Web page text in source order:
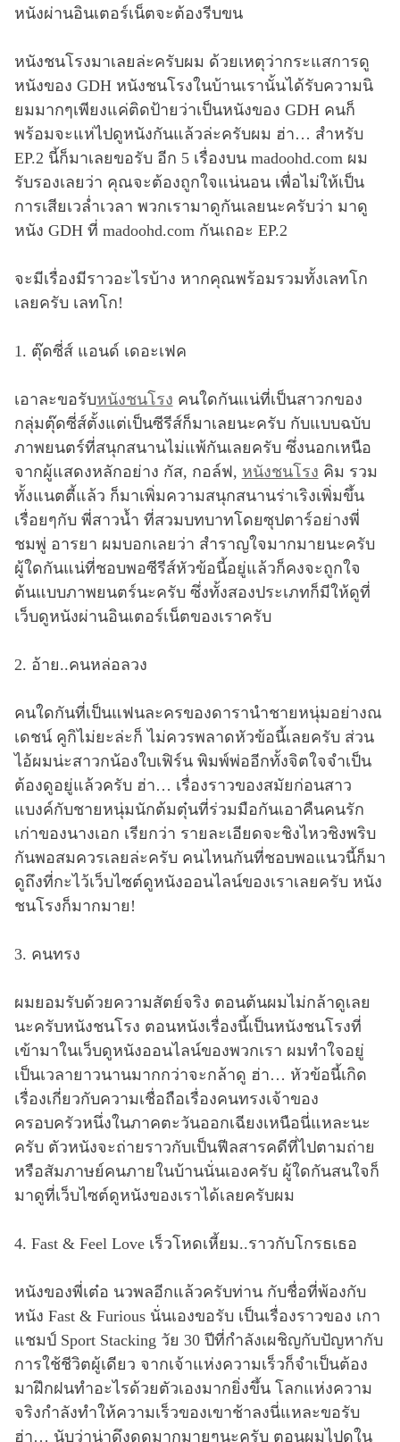
หนังผ่านอินเตอร์เน็ตจะต้องรีบขน
หนังชนโรงมาเลยล่ะครับผม ด้วยเหตุว่ากระแสการดู
หนังของ GDH หนังชนโรงในบ้านเรานั้นได้รับความนิ
ยมมากๆเพียงแค่ติดป้ายว่าเป็นหนังของ GDH คนก็
พร้อมจะแห่ไปดูหนังกันแล้วล่ะครับผม ฮ่า… สำหรับ
EP.2 นี้ก็มาเลยขอรับ อีก 5 เรื่องบน madoohd.com ผม
รับรองเลยว่า คุณจะต้องถูกใจแน่นอน เพื่อไม่ให้เป็น
การเสียเวล่ำเวลา พวกเรามาดูกันเลยนะครับว่า มาดู
หนัง GDH ที่ madoohd.com กันเถอะ EP.2
จะมีเรื่องมีราวอะไรบ้าง หากคุณพร้อมรวมทั้งเลทโก
เลยครับ เลทโก!
1. ตุ๊ดซี่ส์ แอนด์ เดอะเฟค
เอาละขอรับหนังชนโรง คนใดกันแน่ที่เป็นสาวกของ
กลุ่มตุ๊ดซี่ส์ตั้งแต่เป็นซีรีส์ก็มาเลยนะครับ กับแบบฉบับ
ภาพยนตร์ที่สนุกสนานไม่แพ้กันเลยครับ ซึ่งนอกเหนือ
จากผู้แสดงหลักอย่าง กัส, กอล์ฟ, หนังชนโรง คิม รวม
ทั้งแนตตี้แล้ว ก็มาเพิ่มความสนุกสนานร่าเริงเพิ่มขึ้น
เรื่อยๆกับ พี่สาวน้ำ ที่สวมบทบาทโดยซุปตาร์อย่างพี่
ชมพู่ อารยา ผมบอกเลยว่า สำราญใจมากมายนะครับ
ผู้ใดกันแน่ที่ชอบพอซีรีส์หัวข้อนี้อยู่แล้วก็คงจะถูกใจ
ต้นแบบภาพยนตร์นะครับ ซึ่งทั้งสองประเภทก็มีให้ดูที่
เว็บดูหนังผ่านอินเตอร์เน็ตของเราครับ
2. อ้าย..คนหล่อลวง
คนใดกันที่เป็นแฟนละครของดารานำชายหนุ่มอย่างณ
เดชน์ คูกิไม่ยะล่ะก็ ไม่ควรพลาดหัวข้อนี้เลยครับ ส่วน
ไอ้ผมน่ะสาวกน้องใบเฟิร์น พิมพ์พ่ออีกทั้งจิตใจจำเป็น
ต้องดูอยู่แล้วครับ ฮ่า… เรื่องราวของสมัยก่อนสาว
แบงค์กับชายหนุ่มนักต้มตุ๋นที่ร่วมมือกันเอาคืนคนรัก
เก่าของนางเอก เรียกว่า รายละเอียดจะชิงไหวชิงพริบ
กันพอสมควรเลยล่ะครับ คนไหนกันที่ชอบพอแนวนี้ก็มา
ดูถึงที่กะไว้เว็บไซต์ดูหนังออนไลน์ของเราเลยครับ หนัง
ชนโรงก็มากมาย!
3. คนทรง
ผมยอมรับด้วยความสัตย์จริง ตอนต้นผมไม่กล้าดูเลย
นะครับหนังชนโรง ตอนหนังเรื่องนี้เป็นหนังชนโรงที่
เข้ามาในเว็บดูหนังออนไลน์ของพวกเรา ผมทำใจอยู่
เป็นเวลายาวนานมากกว่าจะกล้าดู ฮ่า… หัวข้อนี้เกิด
เรื่องเกี่ยวกับความเชื่อถือเรื่องคนทรงเจ้าของ
ครอบครัวหนึ่งในภาคตะวันออกเฉียงเหนือนี่แหละนะ
ครับ ตัวหนังจะถ่ายราวกับเป็นฟีลสารคดีที่ไปตามถ่าย
หรือสัมภาษย์คนภายในบ้านนั่นเองครับ ผู้ใดกันสนใจก็
มาดูที่เว็บไซต์ดูหนังของเราได้เลยครับผม
4. Fast & Feel Love เร็วโหดเหี้ยม..ราวกับโกรธเธอ
หนังของพี่เต๋อ นวพลอีกแล้วครับท่าน กับชื่อที่พ้องกับ
หนัง Fast & Furious นั่นเองขอรับ เป็นเรื่องราวของ เกา
แชมป์ Sport Stacking วัย 30 ปีที่กำลังเผชิญกับปัญหากับ
การใช้ชีวิตผู้เดียว จากเจ้าแห่งความเร็วก็จำเป็นต้อง
มาฝึกฝนทำอะไรด้วยตัวเองมากยิ่งขึ้น โลกแห่งความ
จริงกำลังทำให้ความเร็วของเขาช้าลงนี่แหละขอรับ
ฮ่า… นับว่าน่าดึงดูดมากมายๆนะครับ ตอนผมไปดูใน